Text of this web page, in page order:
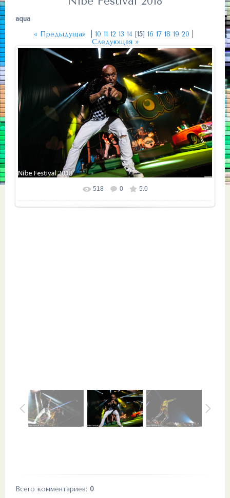
aqua
« Предыдущая
10 11 12 13 14 [15] 16 17 18 19 20
Следующая »
Размер фотографии: 3504x2336
518 0 5.0
Всего комментариев: 0